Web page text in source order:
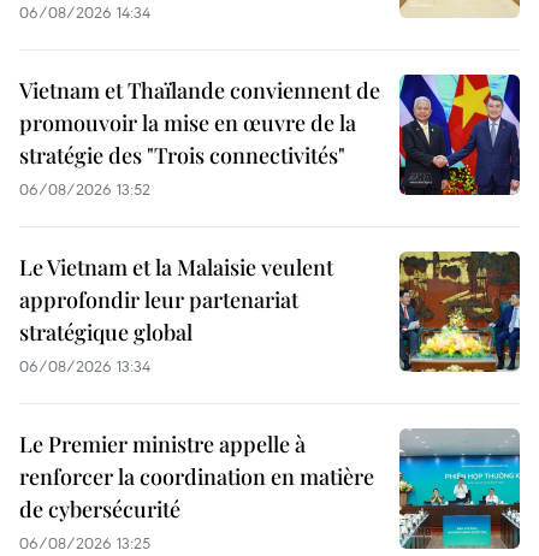
06/08/2026 14:34
Vietnam et Thaïlande conviennent de
promouvoir la mise en œuvre de la
stratégie des "Trois connectivités"
06/08/2026 13:52
Le Vietnam et la Malaisie veulent
approfondir leur partenariat
stratégique global
06/08/2026 13:34
Le Premier ministre appelle à
renforcer la coordination en matière
de cybersécurité
06/08/2026 13:25